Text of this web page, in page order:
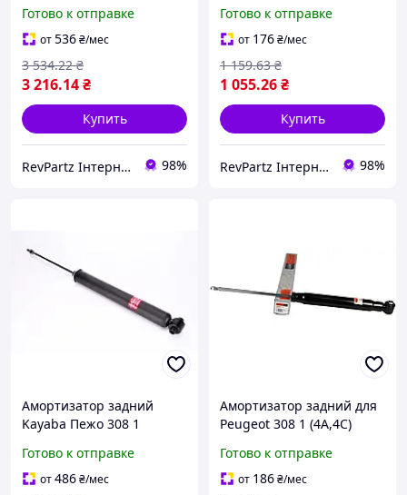
(газ-масло) #315140
RPJq3nC6
Готово к отправке
от536₴/мес
3 216.14₴
3 534.22 ₴
Купить
RevPartz Інтернет-магазин автозапчастин 98%
(газ-масло) #315140
RPBe5kO7
Готово к отправке
от 176₴/мес
1 055.26₴
1 159.63 ₴
Купить
RevPartz Інтернет-магазин автозапчастин 98%
Амортизатор задний
Kayaba Пежо 308 1
(газ-масло) #315140
RPAk3nN0
Готово к отправке
от486₴/мес
Амортизатор задний для
Peugeot 308 1 (4A,4C)
#22085R
Готово к отправке
от 186₴/мес